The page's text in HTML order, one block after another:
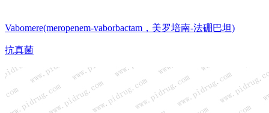
Vabomere(meropenem-vaborbactam，美罗培南-法硼巴坦)
抗真菌